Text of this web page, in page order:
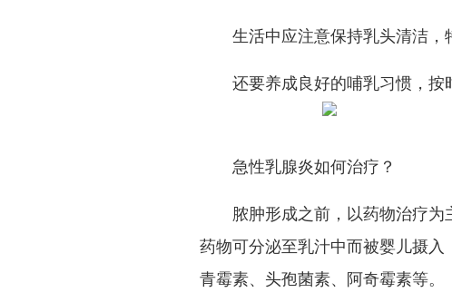
生活中应注意保持乳头清洁，
还要养成良好的哺乳习惯，按
急性乳腺炎如何治疗？
脓肿形成之前，以药物治疗为
药物可分泌至乳汁中而被婴儿摄
青霉素、头孢菌素、阿奇霉素等。